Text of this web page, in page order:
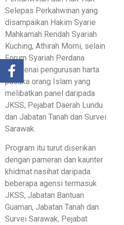
Selepas Perkahwinan yang
disampaikan Hakim Syarie
Mahkamah Rendah Syariah
Kuching, Athirah Morni, selain
Forum Syariah Perdana
mengenai pengurusan harta
pusaka orang Islam yang
melibatkan panel daripada
JKSS, Pejabat Daerah Lundu
dan Jabatan Tanah dan Survei
Sarawak.
Program itu turut diserikan
dengan pameran dan kaunter
khidmat nasihat daripada
beberapa agensi termasuk
JKSS, Jabatan Bantuan
Guaman, Jabatan Tanah dan
Survei Sarawak, Pejabat